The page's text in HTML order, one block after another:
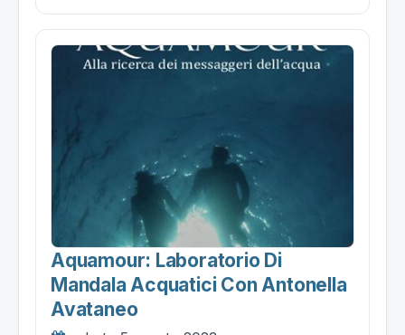
Aquamour: Laboratorio Di
Mandala Acquatici Con Antonella
Avataneo